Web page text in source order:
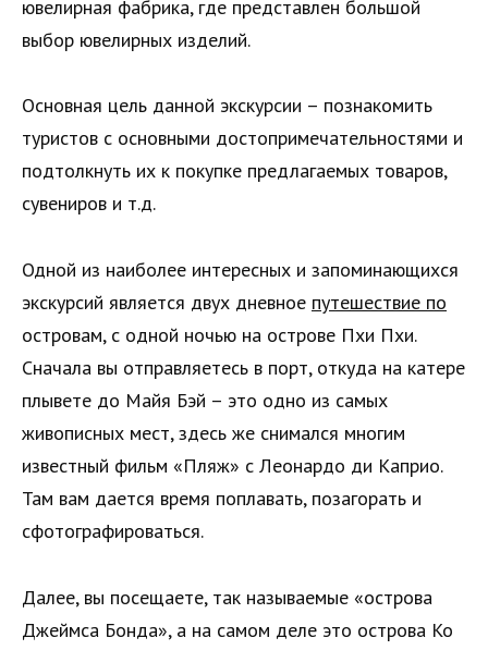
ювелирная фабрика, где представлен большой
выбор ювелирных изделий.
Основная цель данной экскурсии – познакомить
туристов с основными достопримечательностями и
подтолкнуть их к покупке предлагаемых товаров,
сувениров и т.д.
Одной из наиболее интересных и запоминающихся
экскурсий является двух дневное путешествие по
островам, с одной ночью на острове Пхи Пхи.
Сначала вы отправляетесь в порт, откуда на катере
плывете до Майя Бэй – это одно из самых
живописных мест, здесь же снимался многим
известный фильм «Пляж» с Леонардо ди Каприо.
Там вам дается время поплавать, позагорать и
сфотографироваться.
Далее, вы посещаете, так называемые «острова
Джеймса Бонда», а на самом деле это острова Ко